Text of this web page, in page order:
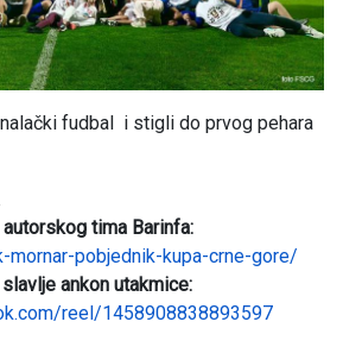
fudbal i stigli do prvog pehara
tima Barinfa:
pobjednik-kupa-crne-gore/
ankon utakmice:
reel/1458908838893597